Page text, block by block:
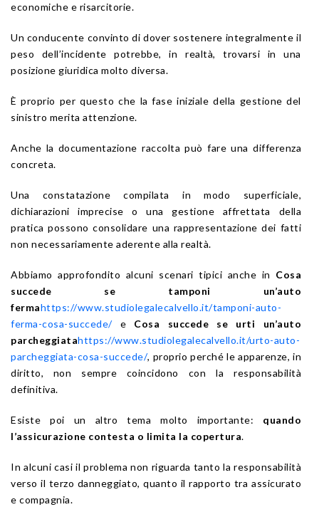
economiche e risarcitorie.
Un conducente convinto di dover sostenere integralmente il
peso dell’incidente potrebbe, in realtà, trovarsi in una
posizione giuridica molto diversa.
È proprio per questo che la fase iniziale della gestione del
sinistro merita attenzione.
Anche la documentazione raccolta può fare una differenza
concreta.
Una constatazione compilata in modo superficiale,
dichiarazioni imprecise o una gestione affrettata della
pratica possono consolidare una rappresentazione dei fatti
non necessariamente aderente alla realtà.
Abbiamo approfondito alcuni scenari tipici anche in Cosa
succede se tamponi un’auto
fermahttps://www.studiolegalecalvello.it/tamponi-auto-
ferma-cosa-succede/e Cosa succede se urti un’auto
parcheggiatahttps://www.studiolegalecalvello.it/urto-auto-
parcheggiata-cosa-succede/, proprio perché le apparenze, in
diritto, non sempre coincidono con la responsabilità
definitiva.
Esiste poi un altro tema molto importante: quando
l’assicurazione contesta o limita la copertura.
In alcuni casi il problema non riguarda tanto la responsabilità
verso il terzo danneggiato, quanto il rapporto tra assicurato
e compagnia.